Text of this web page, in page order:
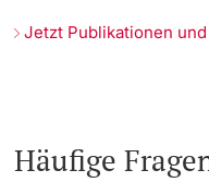
Jetzt Publikationen
Häufige